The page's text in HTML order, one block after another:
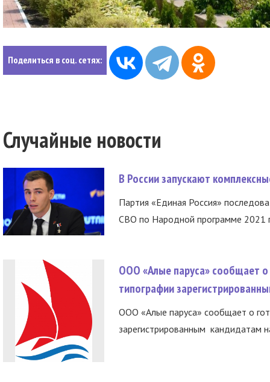
Поделиться в соц. сетях:
Случайные новости
В России запускают
Партия «Единая Россия»
СВО по Народной программе 2021
ООО «Алые паруса» сообщает о
типографии
ООО «Алые паруса» сообщает о
зарегистрированным кандидатам